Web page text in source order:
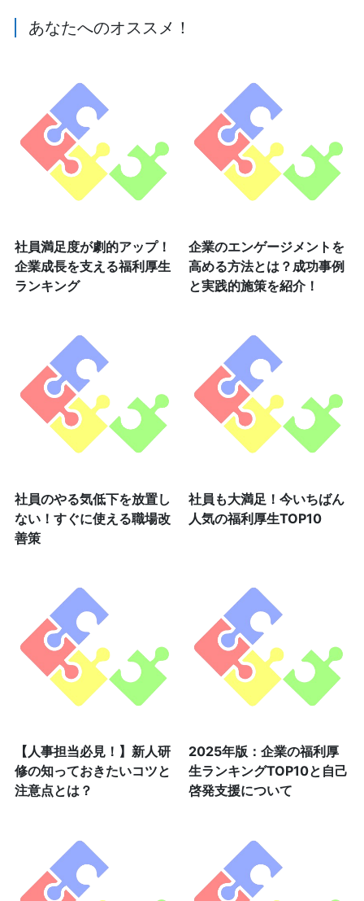
あなたへのオススメ！
社員満足度が劇的アップ！
企業成長を支える福利厚生
ランキング
企業のエンゲージメントを
高める方法とは？成功事例
と実践的施策を紹介！
社員のやる気低下を放置し
ない！すぐに使える職場改
善策
社員も大満足！今いちばん
人気の福利厚生TOP10
【人事担当必見！】新人研
修の知っておきたいコツと
注意点とは？
2025年版：企業の福利厚
生ランキングTOP10と自己
啓発支援について